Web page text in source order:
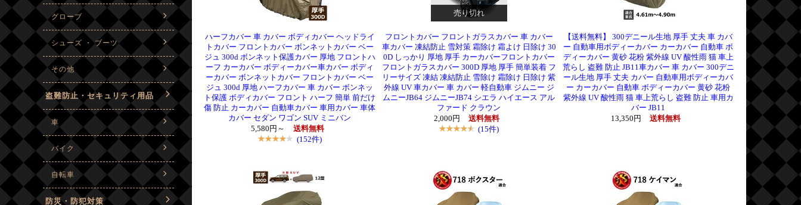
売り切れ
ハーフカバー 車 カバー ボディカバー ヘッドライ
トカバー フロントカバー ボンネットカバー ベー
ジュ 300d ボンネット保護カバー 厚地 フロントハ
ーフ カーカバー ボディーカバー車カバー ボディ
ーカバー ボンネットカバー フロントカバー ベー
ジュ 300d 厚地 ハーフカバー 車 カバー ボンネッ
ト保護 ボディカバー フロント ハーフ 簡単 前だけ
傷 防止 カーカバー 自動車カバー 車用カバー 車体
カバー セダン ワゴン SUV ミニバン
5,580円～
送料無料
(152件)
フロントカバー フロントガラスカバー 車 カバー
車カバー 凍結防止 雪対策 霜除け 霜よけ 日除け 30
0D しっかり 厚地 厚手 カーカバーフロントカバー
フロントガラスカバー 300D 厚地 厚手 簡単装着 フ
リーサイズ 凍結 凍結防止 雪除け 霜除け 日除け 紫
外線 UV 車カバー 車 カバー 軽自動車 ジムニー ジ
ムニーJB64 ジムニーJB74 シエラ ハイエース アル
ファード クラウン
2,000円
送料無料
(15件)
【送料無料】 300デニール生地 厚手 丈夫 車 カバ
ー 自動車用ボディーカバー カーカバー 自動車 ボ
ディーカバー 黄砂 花粉 紫外線 UV 酸性雨 猫 車上
荒らし 盗難 防止 JB11車カバー 車 カバー 300デニ
ール生地 厚手 丈夫 カバー 自動車用ボディーカバ
ー カーカバー 自動車 ボディーカバー 黄砂 花粉
紫外線 UV 酸性雨 猫 車上荒らし 盗難 防止 車用カ
バー JB11
13,350円
送料無料